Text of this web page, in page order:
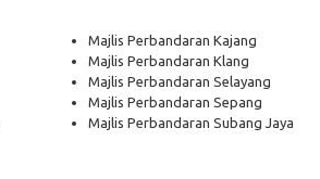
Majlis Perbandaran Kajang
Majlis Perbandaran Klang
Majlis Perbandaran Selayang
Majlis Perbandaran Sepang
Majlis Perbandaran Subang Jaya